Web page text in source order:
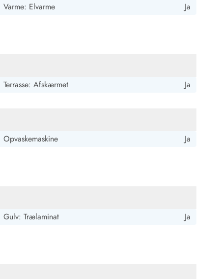
Varme: Elvarme Ja
Terrasse: Afskærmet Ja
Opvaskemaskine Ja
Gulv: Trælaminat Ja